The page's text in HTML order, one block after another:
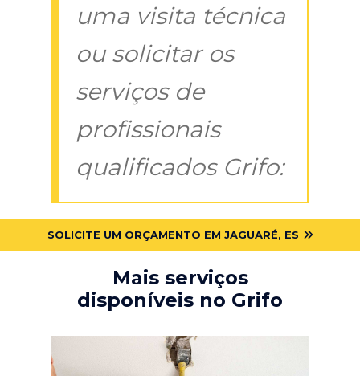
uma visita técnica
ou solicitar os
serviços de
profissionais
qualificados Grifo:
SOLICITE UM ORÇAMENTO EM JAGUARÉ, ES
Mais serviços
disponíveis no Grifo